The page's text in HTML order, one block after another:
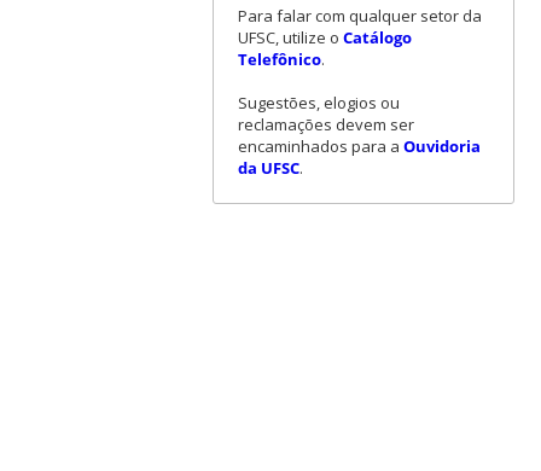
Para falar com qualquer setor da
UFSC, utilize o Catálogo
Telefônico.
Sugestões, elogios ou
reclamações devem ser
encaminhados para a Ouvidoria
da UFSC.